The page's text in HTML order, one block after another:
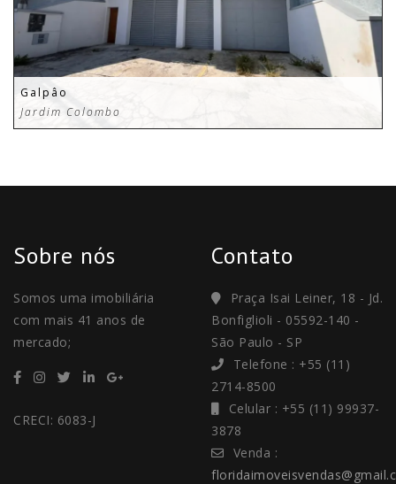
Galpâo
Jardim Colombo
Sobre nós
Somos uma imobiliária
com mais 41 anos de
mercado;
CRECI: 6083-J
Contato
Praça Isai Leiner, 18 - Jd.
Bonfiglioli - 05592-140 -
São Paulo - SP
Telefone : +55 (11)
2714-8500
Celular : +55 (11) 99937-
3878
Venda :